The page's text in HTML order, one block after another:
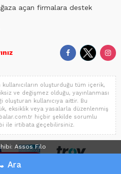
Assos Filo
Ara
açan firmalara destek
oluşturduğu tüm içerik,
ve değişmez olduğu, yayınlanması
kullanıcıya aittir. Bu
eksiklik veya yasalarla düzenlenmiş
hiçbir şekilde sorumlu
ile irtibata geçebilirsiniz.
VER